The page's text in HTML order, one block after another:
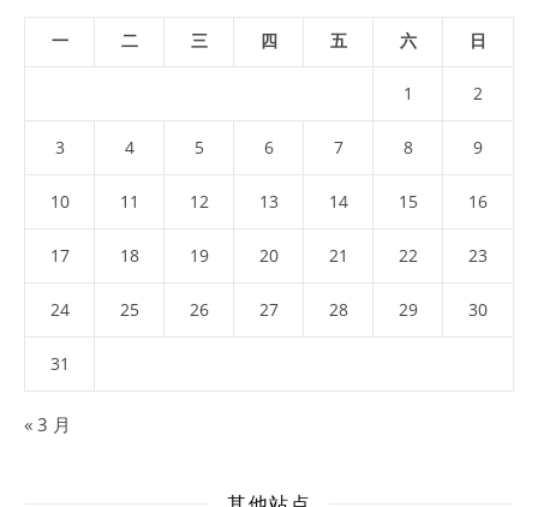
一 二 三 四 五 六 日
1 2
3 4 5 6 7 8 9
10 11 12 13 14 15 16
17 18 19 20 21 22 23
24 25 26 27 28 29 30
31
« 3 月